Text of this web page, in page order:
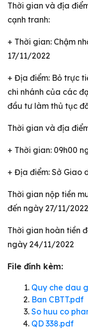
Thời gian và địa
cạnh tranh:
+ Thời gian: Chậm
17/11/2022
+ Địa điểm: Bỏ trực
chi nhánh của các
đầu tư làm thủ tục
Thời gian và địa
+ Thời gian: 09h00
+ Địa điểm: Sở Giao
Thời gian nộp tiền
đến ngày 27/11/2022
Thời gian hoàn tiền
ngày 24/11/2022
File đính kèm:
Quy che dau
Ban CBTT.pdf
So huu co
QD 338.pdf